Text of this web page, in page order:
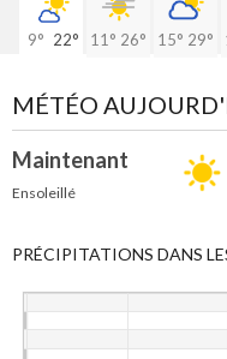
9° 22° 11° 26° 15° 29°
MÉTÉO
Maintenant
Ensoleillé
PRÉCIPITATIONS DANS